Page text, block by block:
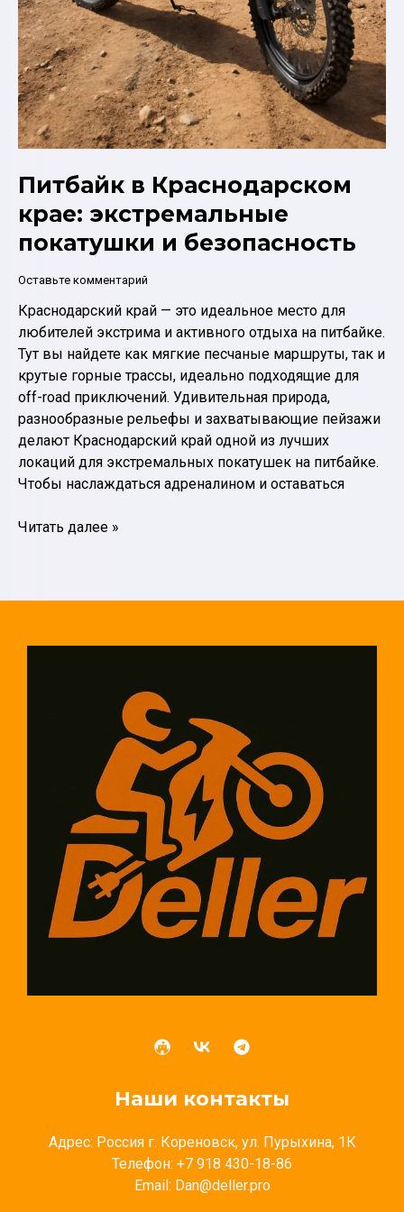
Питбайк в Краснодарском
крае: экстремальные
покатушки и безопасность
Оставьте комментарий
Краснодарский край — это идеальное место для
любителей экстрима и активного отдыха на питбайке.
Тут вы найдете как мягкие песчаные маршруты, так и
крутые горные трассы, идеально подходящие для
off-road приключений. Удивительная природа,
разнообразные рельефы и захватывающие пейзажи
делают Краснодарский край одной из лучших
локаций для экстремальных покатушек на питбайке.
Чтобы наслаждаться адреналином и оставаться
Питбайк
Читать далее »
Наши контакты
Адрес: Россия г. Кореновск, ул. Пурыхина, 1К
Телефон: +7 918 430-18-86
Email: Dan@deller.pro